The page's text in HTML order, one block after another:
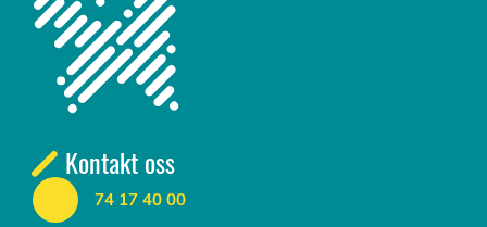
Kontakt oss
74 17 40 00